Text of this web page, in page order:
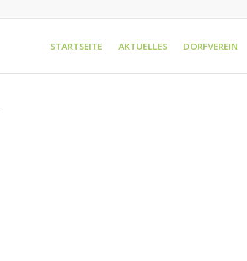
STARTSEITE AKTUELLES DORFVEREIN